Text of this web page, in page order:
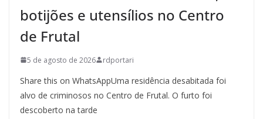
botijões e utensílios no Centro
de Frutal
5 de agosto de 2026 rdportari
Share this on WhatsAppUma residência desabitada foi
alvo de criminosos no Centro de Frutal. O furto foi
descoberto na tarde